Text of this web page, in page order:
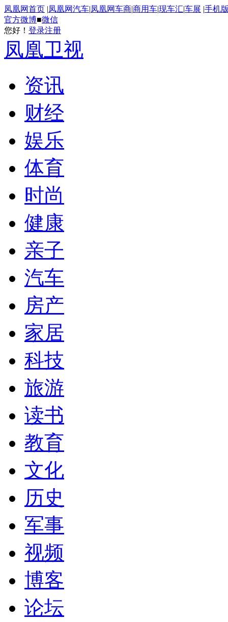
凤凰网首页 |凤凰网汽车|凤凰网车商|商用车|现车汇|车展 |手机
官方微博■微信
您好！ 登录注册
凤凰卫视
资讯
财经
娱乐
体育
时尚
健康
亲子
汽车
房产
家居
科技
旅游
读书
教育
文化
历史
军事
视频
博客
论坛